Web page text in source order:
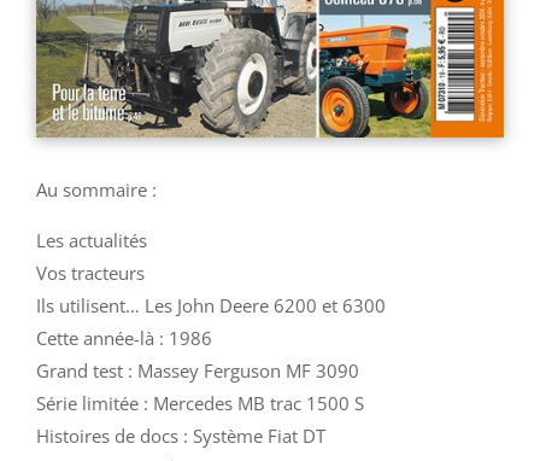
Au sommaire :
Les actualités
Vos tracteurs
Ils utilisent… Les John Deere 6200 et 6300
Cette année-là : 1986
Grand test : Massey Ferguson MF 3090
Série limitée : Mercedes MB trac 1500 S
Histoires de docs : Système Fiat DT